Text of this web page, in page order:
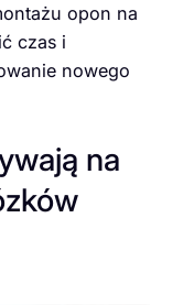
opon na
czas i
nowego
na